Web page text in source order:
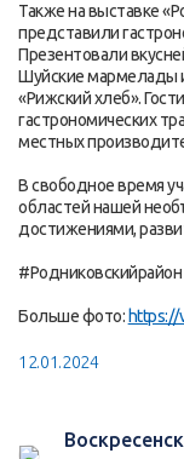
Также на выставке
представили
Презентовали
Шуйские мармелады
«Рижский хлеб».
гастрономических
местных
В свободное время
областей нашей
достижениями,
Больше фото: https://
12.01.2024